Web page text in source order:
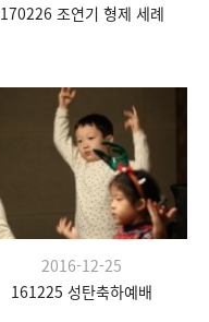
170226 조연기 형제 세례
2016-12-25
161225 성탄축하예배